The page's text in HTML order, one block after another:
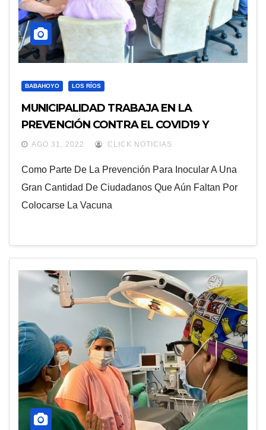
BABAHOYO LOS RÍOS
MUNICIPALIDAD TRABAJA EN LA
PREVENCIÓN CONTRA EL COVID19 Y
OTRAS ENFERMEDADES
AGO 31, 2022 CLICK NOTICIAS
Como Parte De La Prevención Para Inocular A Una
Gran Cantidad De Ciudadanos Que Aún Faltan Por
Colocarse La Vacuna